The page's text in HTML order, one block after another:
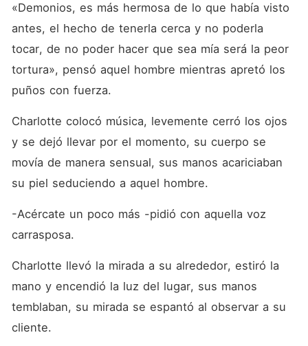
«Demonios, es más hermosa de lo que había visto
antes, el hecho de tenerla cerca y no poderla
tocar, de no poder hacer que sea mía será la peor
tortura», pensó aquel hombre mientras apretó los
puños con fuerza.
Charlotte colocó música, levemente cerró los ojos
y se dejó llevar por el momento, su cuerpo se
movía de manera sensual, sus manos acariciaban
su piel seduciendo a aquel hombre.
-Acércate un poco más -pidió con aquella voz
carrasposa.
Charlotte llevó la mirada a su alrededor, estiró la
mano y encendió la luz del lugar, sus manos
temblaban, su mirada se espantó al observar a su
cliente.